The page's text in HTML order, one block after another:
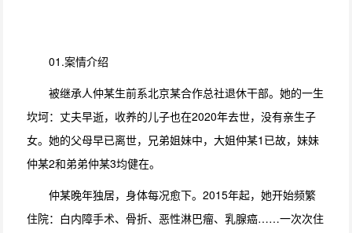
01.案情介绍
被继承人仲某生前系北京某合作总社退休干部。她的一生
坎坷：丈夫早逝，收养的儿子也在2020年去世，没有亲生子
女。她的父母早已离世，兄弟姐妹中，大姐仲某1已故，妹妹
仲某2和弟弟仲某3均健在。
仲某晚年独居，身体每况愈下。2015年起，她开始频繁
住院：白内障手术、骨折、恶性淋巴瘤、乳腺癌……一次次住